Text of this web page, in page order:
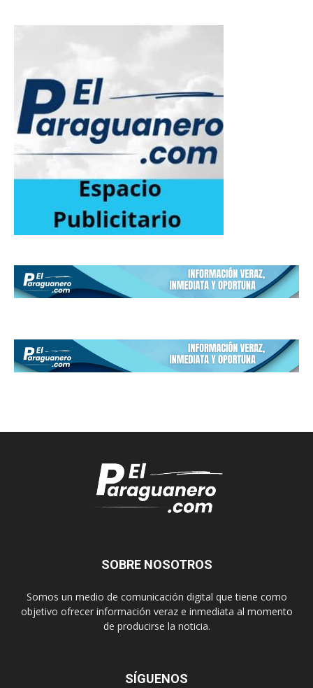
SOBRE NOSOTROS
Somos un medio de comunicación digital que tiene como
objetivo ofrecer información veraz e inmediata al momento
de producirse la noticia.
SÍGUENOS